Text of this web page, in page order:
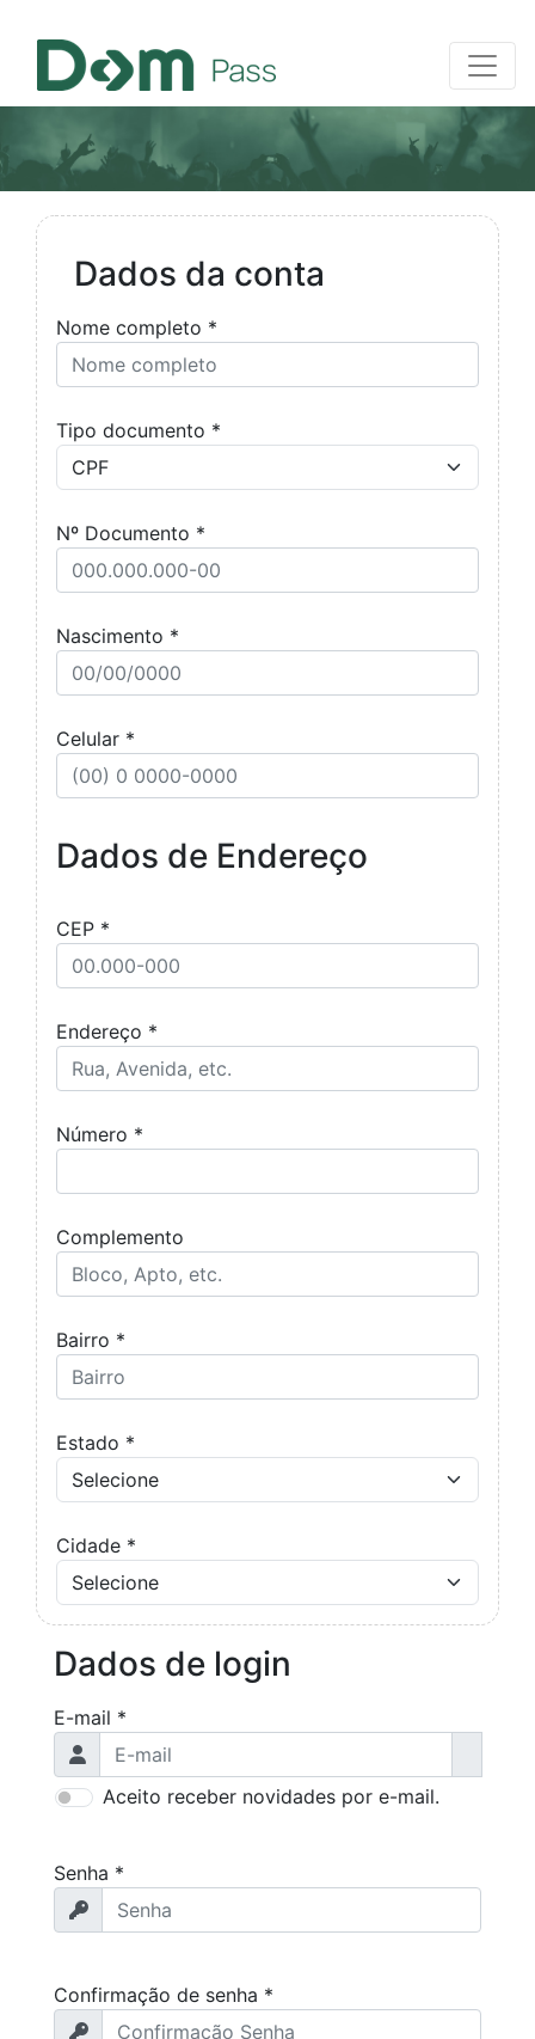
Dados da conta
Nome completo *
Tipo documento *
Nº Documento *
Nascimento *
Celular *
Dados de Endereço
CEP *
Endereço *
Número *
Complemento
Bairro *
Estado *
Cidade *
Dados de login
E-mail *
Aceito receber novidades por e-mail.
Senha *
Confirmação de senha *